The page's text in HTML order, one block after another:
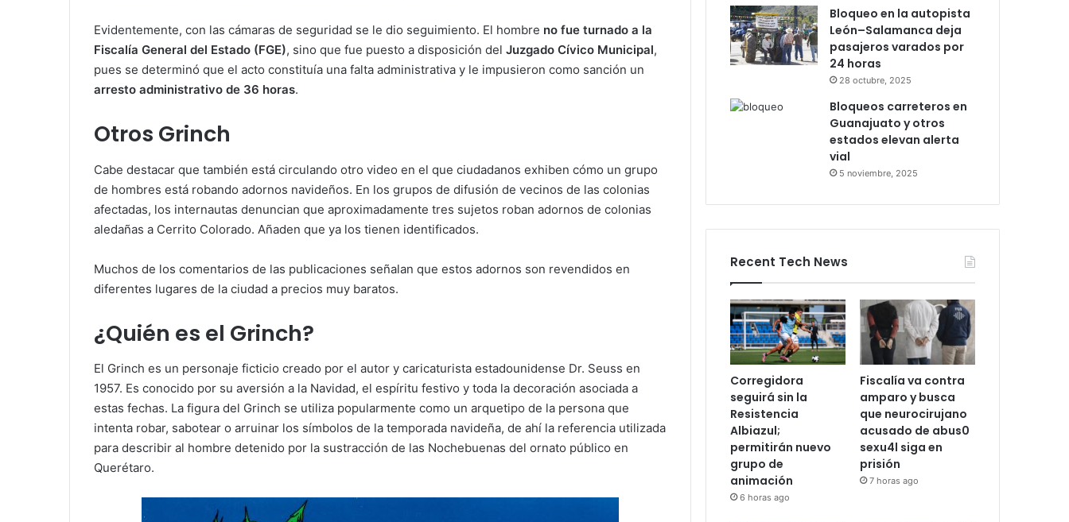
Evidentemente, con las cámaras de seguridad se le dio seguimiento. El hombre no fue turnado a la
Fiscalía General del Estado (FGE), sino que fue puesto a disposición del Juzgado Cívico Municipal,
pues se determinó que el acto constituía una falta administrativa y le impusieron como sanción un
arresto administrativo de 36 horas.
Otros Grinch
Cabe destacar que también está circulando otro video en el que ciudadanos exhiben cómo un grupo
de hombres está robando adornos navideños. En los grupos de difusión de vecinos de las colonias
afectadas, los internautas denuncian que aproximadamente tres sujetos roban adornos de colonias
aledañas a Cerrito Colorado. Añaden que ya los tienen identificados.
Muchos de los comentarios de las publicaciones señalan que estos adornos son revendidos en
diferentes lugares de la ciudad a precios muy baratos.
¿Quién es el Grinch?
El Grinch es un personaje ficticio creado por el autor y caricaturista estadounidense Dr. Seuss en
1957. Es conocido por su aversión a la Navidad, el espíritu festivo y toda la decoración asociada a
estas fechas. La figura del Grinch se utiliza popularmente como un arquetipo de la persona que
intenta robar, sabotear o arruinar los símbolos de la temporada navideña, de ahí la referencia utilizada
para describir al hombre detenido por la sustracción de las Nochebuenas del ornato público en
Querétaro.
Productores queretanos
bloquean caseta de
Palmillas
29 octubre, 2025
Bloqueo en la autopista
pasajeros varados por
24 horas
28 octubre, 2025
Bloqueos carreteros en
estados elevan alerta
Recent Tech News
Corregidora
seguirá sin la
Resistencia
Albiazul;
Fiscalía va contra
amparo y busca
que neurocirujano